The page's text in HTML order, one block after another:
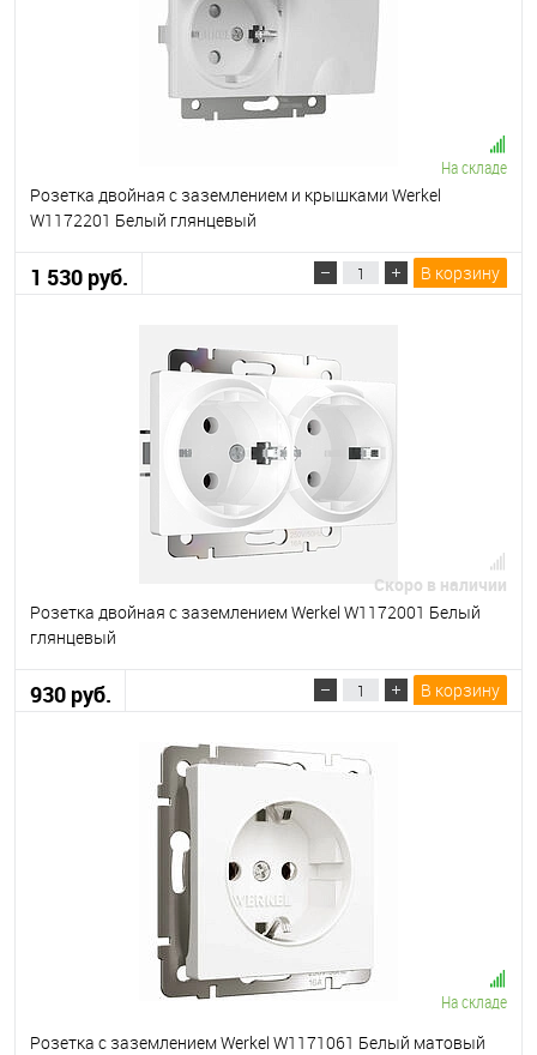
На складе
Розетка двойная с заземлением и крышками Werkel
W1172201 Белый глянцевый
1 530 руб. В корзину
Скоро в наличии
Розетка двойная с заземлением Werkel W1172001 Белый
глянцевый
930 руб. В корзину
На складе
Розетка с заземлением Werkel W1171061 Белый матовый